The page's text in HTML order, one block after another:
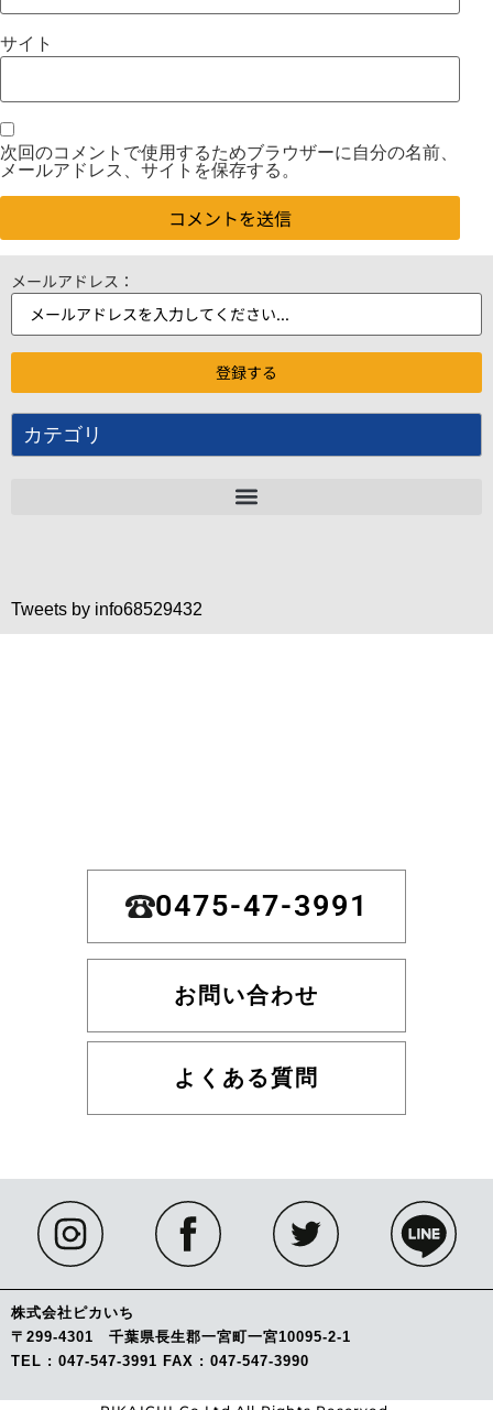
サイト
次回のコメントで使用するためブラウザーに自分の名前、
メールアドレス、サイトを保存する。
メールアドレス：
カテゴリ
Tweets by info68529432
0475-47-3991
お問い合わせ
よくある質問
株式会社ピカいち
〒299-4301 千葉県長生郡一宮町一宮10095-2-1
TEL : 047-547-3991 FAX : 047-547-3990